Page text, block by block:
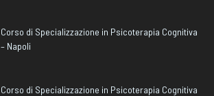
Corso di Specializzazione in Psicoterapia Cognitiva
– Napoli
Corso di Specializzazione in Psicoterapia Cognitiva